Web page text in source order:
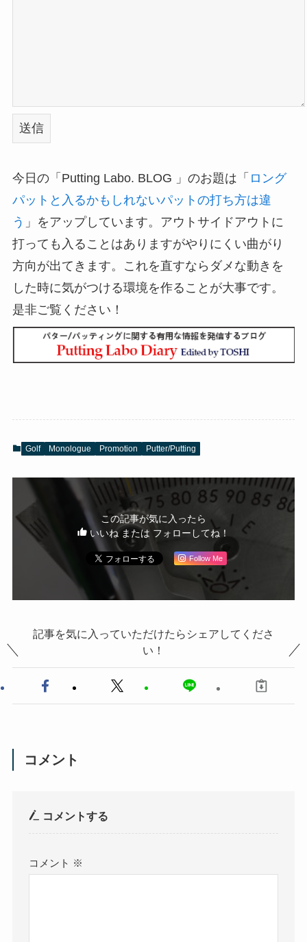
今日の「Putting Labo. BLOG 」のお題は「 ロング
パットと入るかもしれないパットの打ち方は違
う 」をアップしています。アウトサイドアウトに
打っても入ることはありますがやりにくい曲がり
方向が出てきます。これを直すならダメな動きを
した時に気がつける環境を作ることが大事です。
是非ご覧ください！
Golf Monologue Promotion Putter/Putting
この記事が気に入ったら
いいね または フォローしてね！
Follow Me
記事を気に入っていただけたらシェアしてくださ
い！
コメント
コメントする
コメント ※